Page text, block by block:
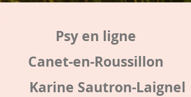
Psy en ligne
Canet-en-Roussillon
Karine Sautron-Laignel